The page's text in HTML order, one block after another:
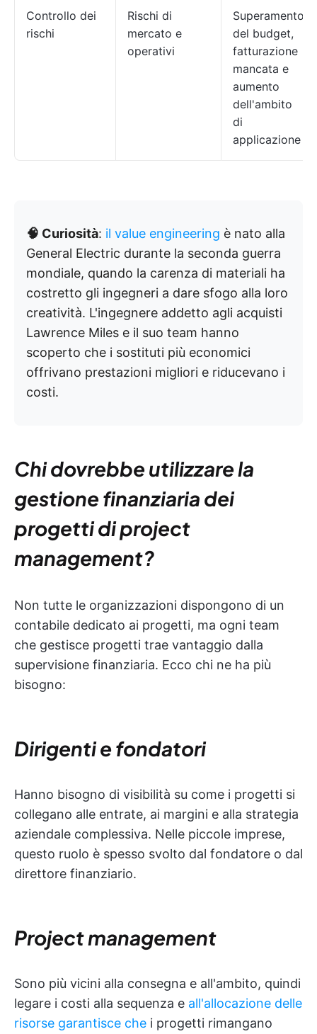
Controllo dei
rischi
Rischi di
mercato e
operativi
Superamento
del budget,
fatturazione
mancata e
aumento
dell'ambito
di
applicazione
🧠 Curiosità: il value engineering è nato alla
General Electric durante la seconda guerra
mondiale, quando la carenza di materiali ha
costretto gli ingegneri a dare sfogo alla loro
creatività. L'ingegnere addetto agli acquisti
Lawrence Miles e il suo team hanno
scoperto che i sostituti più economici
offrivano prestazioni migliori e riducevano i
costi.
Chi dovrebbe utilizzare la
gestione finanziaria dei
progetti di project
management?
Non tutte le organizzazioni dispongono di un
contabile dedicato ai progetti, ma ogni team
che gestisce progetti trae vantaggio dalla
supervisione finanziaria. Ecco chi ne ha più
bisogno:
Dirigenti e fondatori
Hanno bisogno di visibilità su come i progetti si
collegano alle entrate, ai margini e alla strategia
aziendale complessiva. Nelle piccole imprese,
questo ruolo è spesso svolto dal fondatore o dal
direttore finanziario.
Project management
Sono più vicini alla consegna e all'ambito, quindi
legare i costi alla sequenza e all'allocazione delle
risorse garantisce che i progetti rimangano